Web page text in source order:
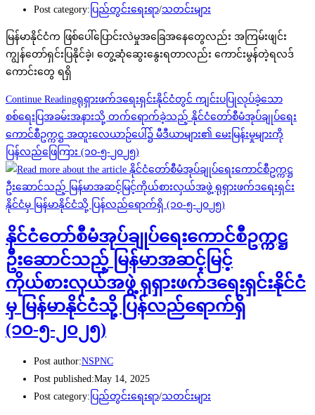
Post category: ပြည်တွင်းရေးရာ/သတင်းများ
မြန်မာနိုင်ငံက ဖြစ်ပေါ်ပြောင်းလဲမှုအခြေအနေတွေလည်း အကြမ်းဖျင်း
ကျွန်တော်ရှင်းပြနိုင်ခဲ့၊ တွေ့ဆုံဆွေးနွေးရတာလည်း ကောင်းမွန်တဲ့ရလဒ်
ကောင်းတွေ ရရှိ
Continue Readingရုရှားဖက်ဒရေးရှင်းနိုင်ငံတွင် ကျင်းပပြုလုပ်ခဲ့သော
စစ်ရေးပြအခမ်းအနားသို့ တက်ရောက်ခဲ့သည့် နိုင်ငံတော်စီမံအုပ်ချုပ်ရေး
ကောင်စီဥက္ကဋ္ဌ အထူးလေယာဉ်ပေါ်၌ မီဒီယာများ၏ မေးမြန်းမှုများကို
ပြန်လည်ဖြေကြား (၁၀-၅-၂၀၂၅)
နိုင်ငံတော်စီမံအုပ်ချုပ်ရေးကောင်စီဥက္ကဋ္ဌ
ဦးဆောင်သည့် မြန်မာအဆင့်မြင့်
ကိုယ်စားလှယ်အဖွဲ့ ရုရှားဖက်ဒရေးရှင်းနိုင်ငံ
မှ မြန်မာနိုင်ငံသို့ ပြန်လည်ရောက်ရှိ
(၁၀-၅-၂၀၂၅)
Post author:NSPNC
Post published:May 14, 2025
Post category: ပြည်တွင်းရေးရာ/သတင်းများ